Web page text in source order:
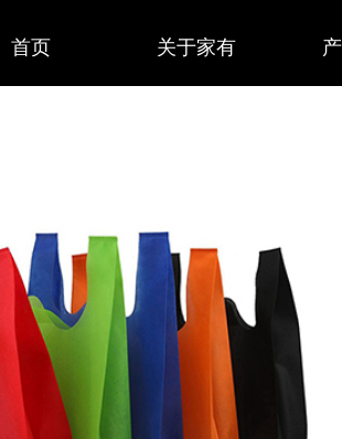
首页 关于家有